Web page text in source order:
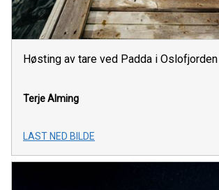
Høsting av tare ved Padda i Oslofjorden
Terje Alming
LAST NED BILDE